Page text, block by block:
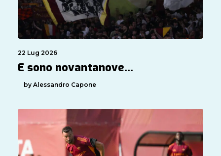
22 Lug 2026
E sono novantanove…
by Alessandro Capone